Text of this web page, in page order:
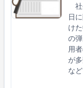
社
日
け
の
用
が
な